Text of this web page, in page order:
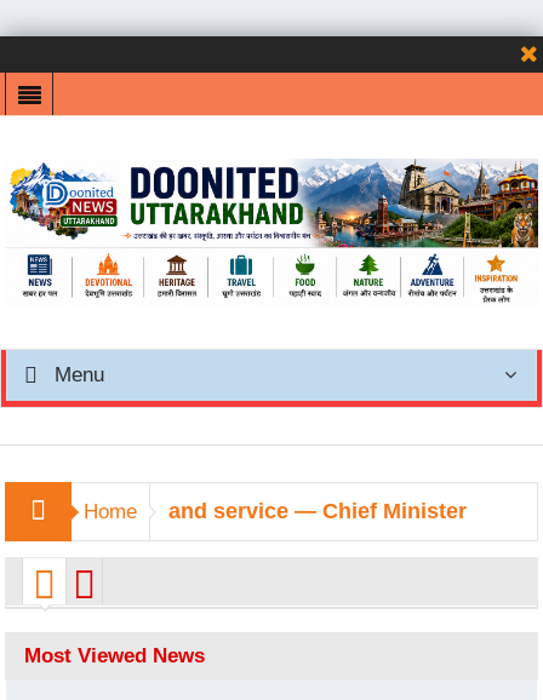
Menu
Home and service — Chief Minister
Most Viewed News